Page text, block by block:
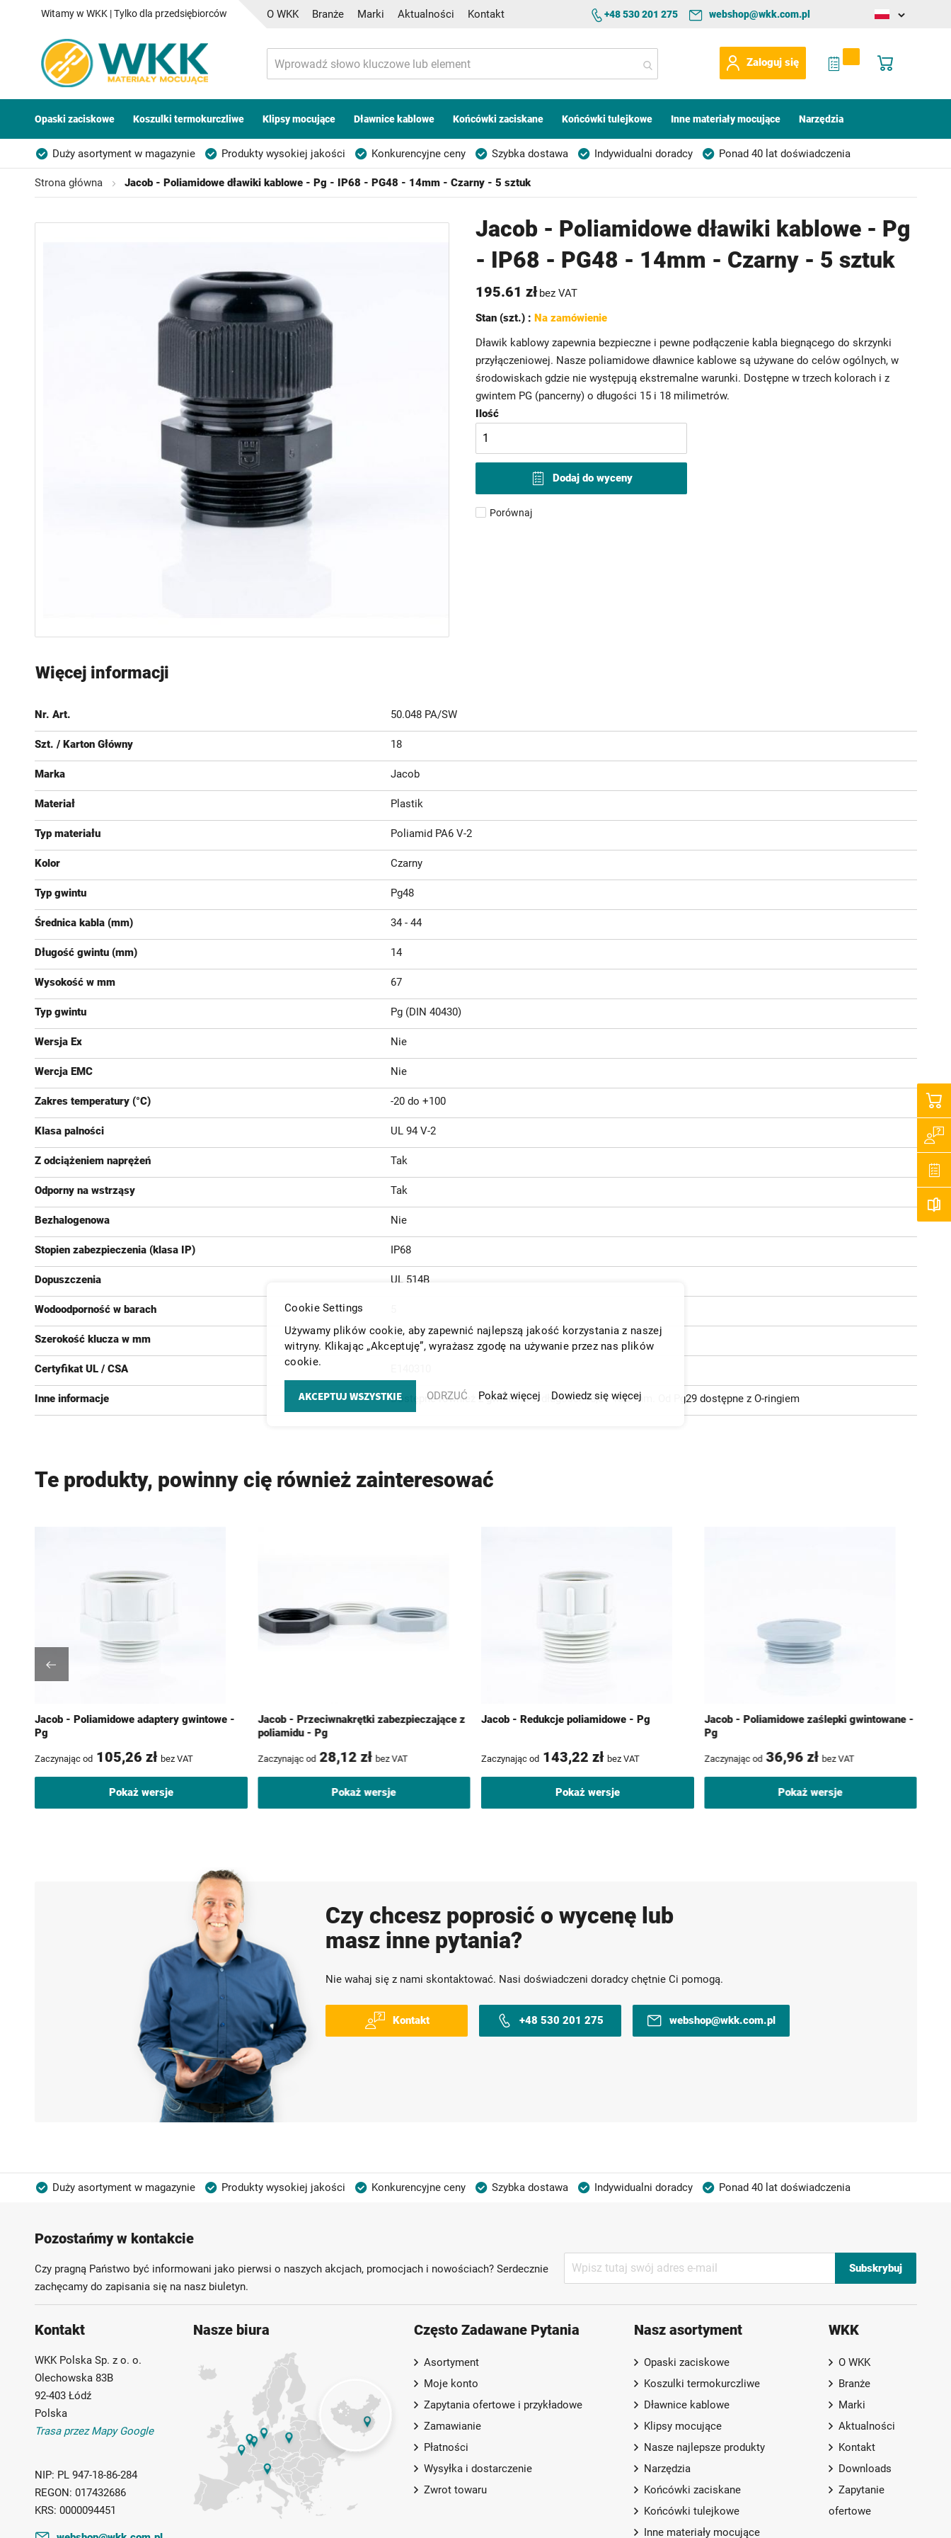
Witamy w WKK | Tylko dla przedsiębiorców O WKK Branże Marki Aktualności Kontakt webshop@wkk.com.pl
+48 530 201 275
Change
Zaloguj się
Mój koszyk
My Quote
Opaski zaciskowe Koszulki termokurczliwe Klipsy mocujące Dławnice kablowe Końcówki zaciskane Końcówki tulejkowe Inne materiały mocujące Narzędzia
Duży asortyment w magazynie Produkty wysokiej jakości Konkurencyjne ceny Szybka dostawa Indywidualni doradcy
Ponad 40 lat doświadczenia
Możliwość własnego etykietowania
Strona główna Jacob - Poliamidowe dławiki kablowe - Pg - IP68 - PG48 - 14mm - Czarny - 5 sztuk
Jacob - Poliamidowe dławiki kablowe - Pg
- IP68 - PG48 - 14mm - Czarny - 5 sztuk
195.61 zł bez VAT
Stan (szt.) : Na zamówienie
Dławik kablowy zapewnia bezpieczne i pewne podłączenie kabla biegnącego do skrzynki
przyłączeniowej. Nasze poliamidowe dławnice kablowe są używane do celów ogólnych, w
środowiskach gdzie nie występują ekstremalne warunki. Dostępne w trzech kolorach i z
gwintem PG (pancerny) o długości 15 i 18 milimetrów.
Ilość
Dodaj do wyceny
Porównaj
początek
Więcej informacji
Nr. Art. 50.048 PA/SW
Szt. / Karton Główny 18
Marka Jacob
Materiał Plastik
Typ materiału Poliamid PA6 V-2
Kolor Czarny
Typ gwintu Pg48
Średnica kabla (mm) 34 - 44
Długość gwintu (mm) 14
Wysokość w mm 67
Typ gwintu Pg (DIN 40430)
Wersja Ex Nie
Wercja EMC Nie
Zakres temperatury (°C) -20 do +100
Klasa palności UL 94 V-2
Z odciążeniem naprężeń Tak
Odporny na wstrząsy Tak
Bezhalogenowa Nie
Stopien zabezpieczenia (klasa IP) IP68
Dopuszczenia UL 514B
Wodoodporność w barach
Szerokość klucza w mm
Certyfikat UL / CSA
Inne informacje Dostępne również z gwintami o długości 15,0 i 18,0 mm. Od Pg29 dostępne z O-ringiem
Te produkty, powinny cię również zainteresować
Jacob - Poliamidowe adaptery gwintowe -
Pg
Zaczynając od 105,26 zł bez VAT
Pokaż wersje
Jacob - Przeciwnakrętki zabezpieczające z
poliamidu - Pg
Zaczynając od 28,12 zł bez VAT
Pokaż wersje
Jacob - Redukcje poliamidowe - Pg
Zaczynając od 143,22 zł bez VAT
Pokaż wersje
Jacob - Poliamidowe zaślepki gwintowane -
Pg
Zaczynając od 36,96 zł bez VAT
Pokaż wersje
Czy chcesz poprosić o wycenę lub
masz inne pytania?
Nie wahaj się z nami skontaktować. Nasi doświadczeni doradcy chętnie Ci pomogą.
Kontakt +48 530 201 275 webshop@wkk.com.pl
Duży asortyment w magazynie Produkty wysokiej jakości Konkurencyjne ceny Szybka dostawa Indywidualni doradcy
Ponad 40 lat doświadczenia
Pozostańmy w kontakcie
Czy pragną Państwo być informowani jako pierwsi o naszych akcjach, promocjach i nowościach? Serdecznie
zachęcamy do zapisania się na nasz biuletyn.
nasz
Subskrybuj
Kontakt
WKK Polska Sp. z o. o.
Olechowska 83B
92-403 Łódź
Polska
Trasa przez Mapy Google
NIP: PL 947-18-86-284
REGON: 017432686
KRS: 0000094451
Nasze biura Często Zadawane Pytania
Asortyment
Moje konto
Zapytania ofertowe i przykładowe
Zamawianie
Płatności
Wysyłka i dostarczenie
Zwrot towaru
Nasz asortyment
Opaski zaciskowe
Koszulki termokurczliwe
Dławnice kablowe
Klipsy mocujące
Nasze najlepsze produkty
Narzędzia
Końcówki zaciskane
Końcówki tulejkowe
Inne materiały mocujące
WKK
O WKK
Branże
Marki
Aktualności
Kontakt
Downloads
Zapytanie
ofertowe
Cookie Settings
Używamy plików cookie, aby zapewnić najlepszą jakość korzystania z naszej
witryny. Klikając „Akceptuję”, wyrażasz zgodę na używanie przez nas plików
cookie.
AKCEPTUJ WSZYSTKIE ODRZUĆ Pokaż więcej Dowiedz się więcej